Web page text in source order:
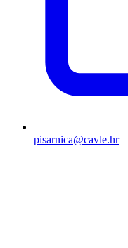
pisarnica@cavle.hr